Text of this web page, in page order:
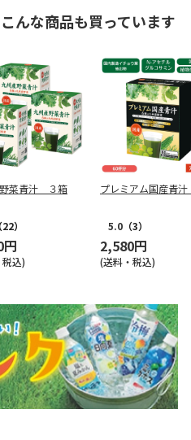
んな商品も買っています
菜青汁 ３箱
（22）
込)
プレミアム国産青
5.0 （3）
2,580円
(送料・税込)